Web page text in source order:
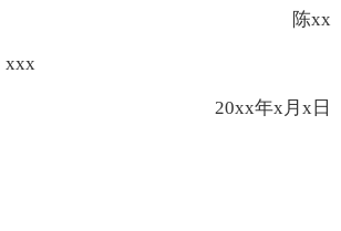
陈xx
20xx年x月x日